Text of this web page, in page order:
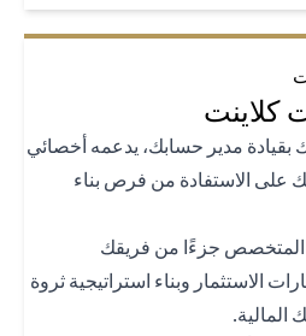
مدير حسابك، يدعمه أخصائي
الاستفادة من فرص بناء
جزءًا من فريقك
وبناء استراتيجية ثروة